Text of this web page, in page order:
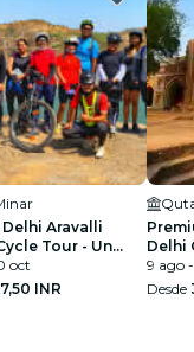
Aravalli
Tour - Un
India real y rural
oct
INR
Delhi
9 ago
Desde